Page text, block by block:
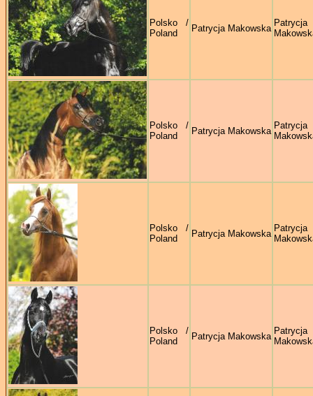
Polsko /
Poland
Patrycja Makowska
Patrycja
Polsko /
Poland
Patrycja Makowska
Patrycja
Polsko /
Poland
Patrycja Makowska
Patrycja
Polsko /
Poland
Patrycja Makowska
Patrycja